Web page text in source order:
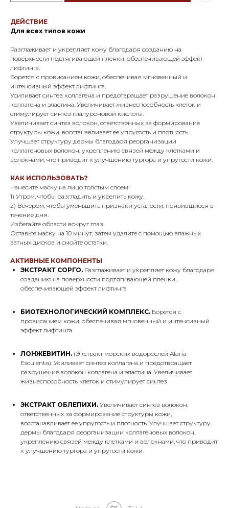
ДЕЙСТВИЕ
Для всех типов кожи
Разглаживает и укрепляет кожу благодаря созданию на
поверхности подтягивающей пленки, обеспечивающей эффект
лифтинга.
Борется с провисанием кожи, обеспечивая мгновенный и
интенсивный эффект лифтинга.
Усиливает синтез коллагена и предотвращает разрушение волокон
коллагена и эластина. Увеличивает жизнеспособность клеток и
стимулирует синтез гиалуроновой кислоты.
Увеличивает синтез волокон, ответственных за формирование
структуры кожи, восстанавливает ее упругость и плотность.
Улучшает структуру дермы благодаря реорганизации
коллагеновых волокон, укреплению связей между клетками и
волокнами, что приводит к улучшению тургора и упругости кожи.
КАК ИСПОЛЬЗОВАТЬ?
Нанесите маску на лицо толстым слоем:
1) Утром, чтобы разгладить и укрепить кожу.
2) Вечером, чтобы уменьшить признаки усталости, появившиеся в
течение дня.
Избегайте области вокруг глаз.
Оставьте маску на 10 минут, затем удалите с помощью влажных
ватных дисков и смойте остатки.
АКТИВНЫЕ КОМПОНЕНТЫ
ЭКСТРАКТ СОРГО. Разглаживает и укрепляет кожу благодаря
созданию на поверхности подтягивающей пленки,
обеспечивающей эффект лифтинга
БИОТЕХНОЛОГИЧЕСКИЙ КОМПЛЕКС. Борется с
провисанием кожи, обеспечивая мгновенный и интенсивный
эффект лифтинга.
ЛОНЖЕВИТИН. (Экстракт морских водорослей Alaria
Esculenta). Усиливает синтез коллагена и предотвращает
разрушение волокон коллагена и эластина. Увеличивает
жизнеспособность клеток и стимулирует синтез
ЭКСТРАКТ ОБЛЕПИХИ. Увеличивает синтез волокон,
ответственных за формирование структуры кожи,
восстанавливает ее упругость и плотность. Улучшает структуру
дермы благодаря реорганизации коллагеновых волокон,
укреплению связей между клетками и волокнами, что приводит
к улучшению тургора и упругости кожи.